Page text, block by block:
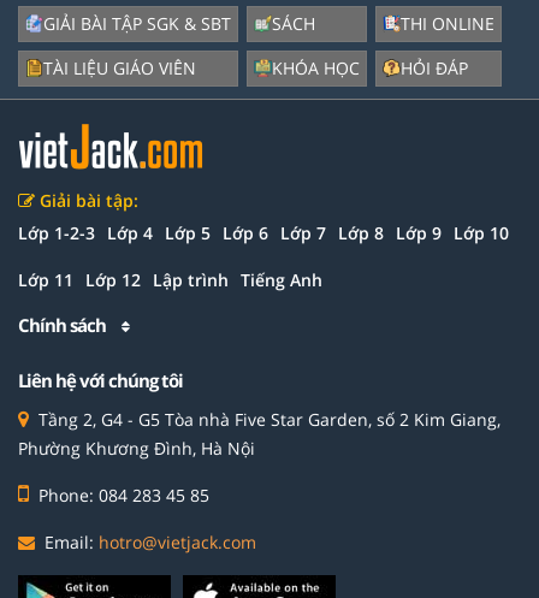
GIẢI BÀI TẬP SGK & SBT
TÀI LIỆU GIÁO VIÊN
SÁCH
KHÓA HỌC
THI ONLINE
HỎI ĐÁP
Giải bài tập:
Lớp 1-2-3 Lớp 4 Lớp 5 Lớp 6 Lớp 7 Lớp 8 Lớp 9 Lớp 10
Lớp 11 Lớp 12 Lập trình Tiếng Anh
Chính sách
Liên hệ với chúng tôi
Tầng 2, G4 - G5 Tòa nhà Five Star Garden, số 2 Kim Giang,
Phường Khương Đình, Hà Nội
Phone: 084 283 45 85
Email: hotro@vietjack.com